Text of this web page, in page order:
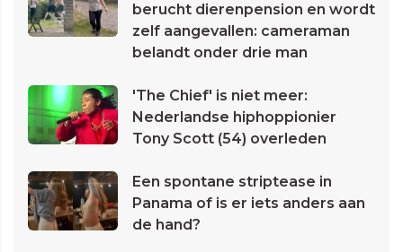
berucht dierenpension en wordt
zelf aangevallen: cameraman
belandt onder drie man
'The Chief' is niet meer:
Nederlandse hiphoppionier
Tony Scott (54) overleden
Een spontane striptease in
Panama of is er iets anders aan
de hand?